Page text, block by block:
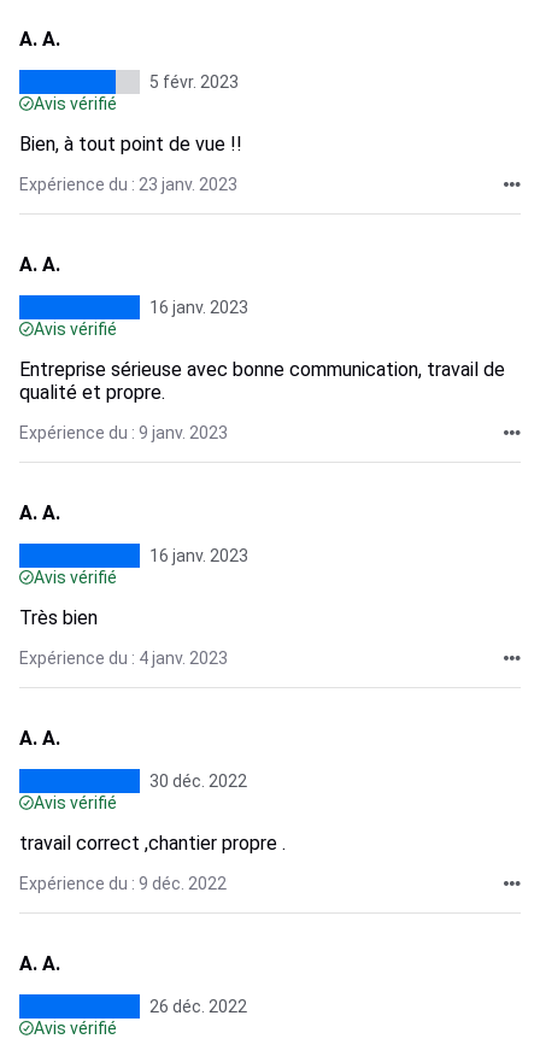
A. A.
5 févr. 2023
Avis vérifié
Bien, à tout point de vue !!
Expérience du : 23 janv. 2023
A. A.
16 janv. 2023
Avis vérifié
Entreprise sérieuse avec bonne communication, travail de
qualité et propre.
Expérience du : 9 janv. 2023
A. A.
16 janv. 2023
Avis vérifié
Très bien
Expérience du : 4 janv. 2023
A. A.
30 déc. 2022
Avis vérifié
travail correct ,chantier propre .
Expérience du : 9 déc. 2022
A. A.
26 déc. 2022
Avis vérifié